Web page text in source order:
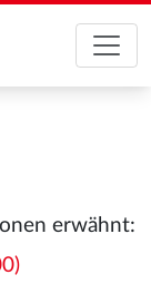
erwähnt: